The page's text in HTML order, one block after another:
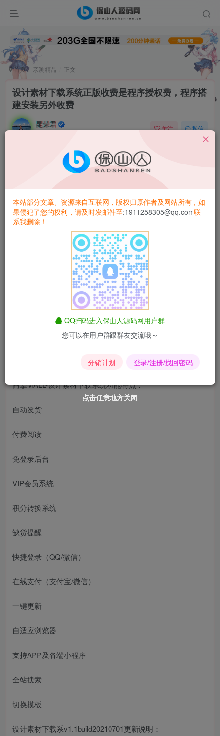
首页 亲测精品 正文
设计素材下载系统正版收费是程序授权费，程序搭
建安装另外收费
昆荣君
2年前更新
关注 私信
商擎MALL-设计素材下载系统(含小程序)是一套功能强大的在
站/免登录购买等多种功能。
【模板说明】试用版自带一套模板（响应式）
【环境支持】PHP环境/200M或以上空间大小/开启父路径/设
置index.php为默认首页/目录写入权限需要开启
【数据库】MySQL
【安装步骤】将文件上传至空间目录，运行“http://域
名/install”进入安装页面，按照提示安装完成即可
【目录支持】支持根目录/子目录安装
商擎MALL-设计素材下载系统功能特点：
自动发货
付费阅读
免登录后台
VIP会员系统
积分转换系统
缺货提醒
快捷登录（QQ/微信）
在线支付（支付宝/微信）
一键更新
自适应浏览器
支持APP及各端小程序
全站搜索
切换模板
设计素材下载系v1.1build20210701更新说明：
点击任意地方关闭
点击任意地方关闭
点击任意地方关闭
点击任意地方关闭
点击任意地方关闭
点击任意地方关闭
本站部分文章、资源来自互联网，版权归原作者及网站所有，如
果侵犯了您的权利，请及时发邮件至:1911258305@qq.com联
系我删除！
QQ扫码进入保山人源码网用户群
您可以在用户群跟群友交流哦～
分销计划 登录/注册/找回密码